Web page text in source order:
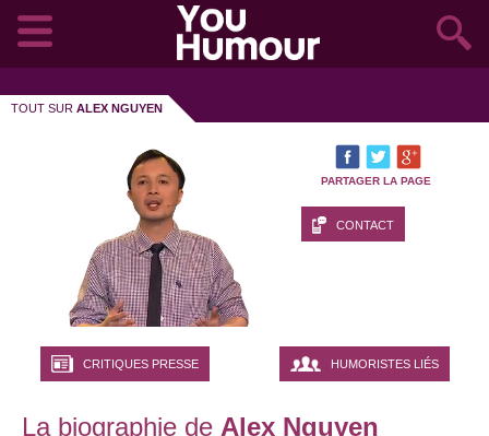
TOUT SUR ALEX NGUYEN
PARTAGER LA PAGE
CONTACT
CRITIQUES PRESSE HUMORISTES LIÉS
La biographie de Alex Nguyen